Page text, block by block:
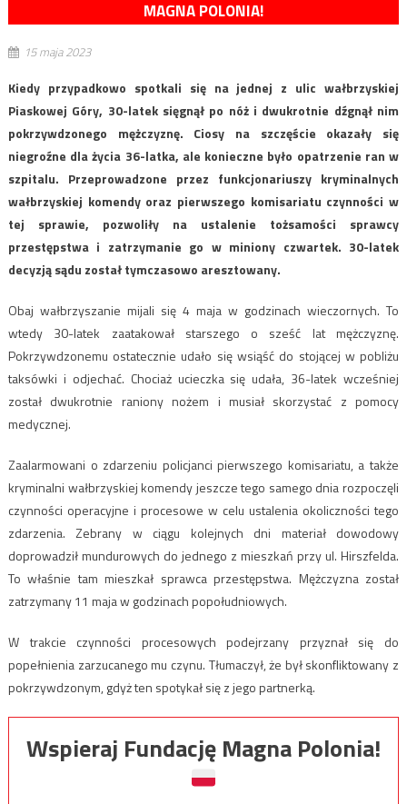
MAGNA POLONIA!
15 maja 2023
Kiedy przypadkowo spotkali się na jednej z ulic wałbrzyskiej
Piaskowej Góry, 30-latek sięgnął po nóż i dwukrotnie dźgnął nim
pokrzywdzonego mężczyznę. Ciosy na szczęście okazały się
niegroźne dla życia 36-latka, ale konieczne było opatrzenie ran w
szpitalu. Przeprowadzone przez funkcjonariuszy kryminalnych
wałbrzyskiej komendy oraz pierwszego komisariatu czynności w
tej sprawie, pozwoliły na ustalenie tożsamości sprawcy
przestępstwa i zatrzymanie go w miniony czwartek. 30-latek
decyzją sądu został tymczasowo aresztowany.
Obaj wałbrzyszanie mijali się 4 maja w godzinach wieczornych. To
wtedy 30-latek zaatakował starszego o sześć lat mężczyznę.
Pokrzywdzonemu ostatecznie udało się wsiąść do stojącej w pobliżu
taksówki i odjechać. Chociaż ucieczka się udała, 36-latek wcześniej
został dwukrotnie raniony nożem i musiał skorzystać z pomocy
medycznej.
Zaalarmowani o zdarzeniu policjanci pierwszego komisariatu, a także
kryminalni wałbrzyskiej komendy jeszcze tego samego dnia rozpoczęli
czynności operacyjne i procesowe w celu ustalenia okoliczności tego
zdarzenia. Zebrany w ciągu kolejnych dni materiał dowodowy
doprowadził mundurowych do jednego z mieszkań przy ul. Hirszfelda.
To właśnie tam mieszkał sprawca przestępstwa. Mężczyzna został
zatrzymany 11 maja w godzinach popołudniowych.
W trakcie czynności procesowych podejrzany przyznał się do
popełnienia zarzucanego mu czynu. Tłumaczył, że był skonfliktowany z
pokrzywdzonym, gdyż ten spotykał się z jego partnerką.
Wspieraj Fundację Magna Polonia!